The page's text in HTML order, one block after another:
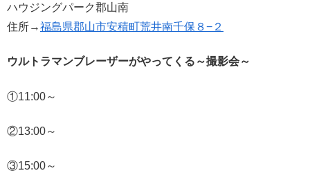
ハウジングパーク郡山南
住所→福島県郡山市安積町荒井南千保８−２
ウルトラマンブレーザーがやってくる～撮影会～
①11:00～
②13:00～
③15:00～